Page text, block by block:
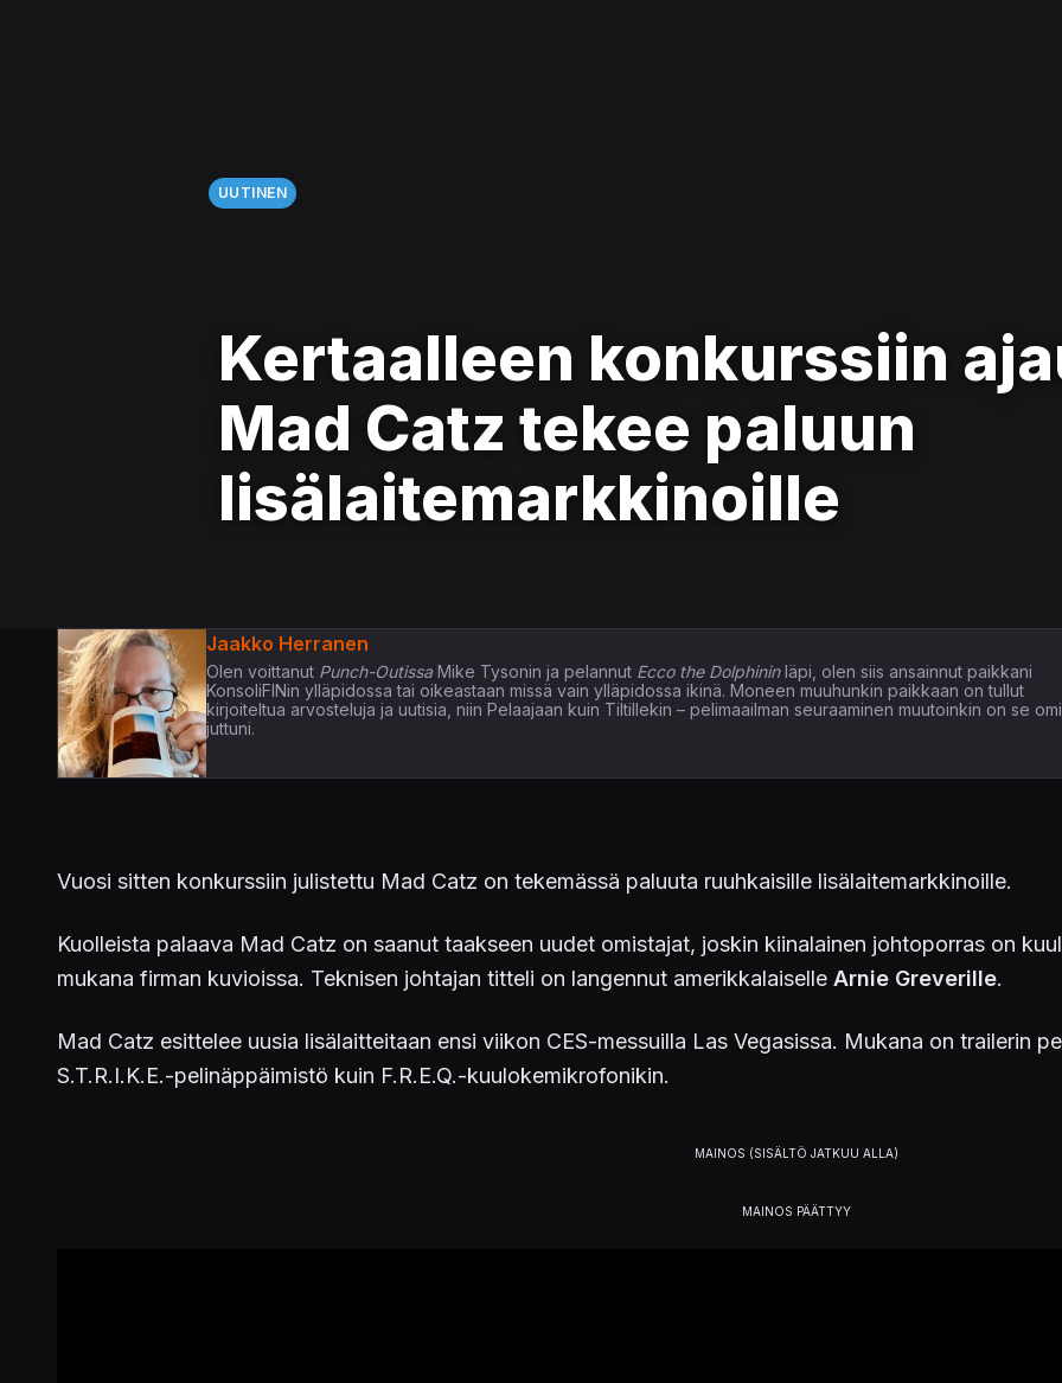
UUTINEN
Kertaalleen konkurssiin
Mad Catz tekee paluun
lisälaitemarkkinoille
Jaakko Herranen
Olen voittanut Punch-Outissa Mike Tysonin ja pelannut Ecco the Dolphininläpi, olen siis ansainnut paikkani
KonsoliFINin ylläpidossa tai oikeastaan missä vain ylläpidossa ikinä. Moneen muuhunkin paikkaan on tullut
kirjoiteltua arvosteluja ja uutisia, niin Pelaajaan kuin Tiltillekin – pelimaailman seuraaminen muutoinkin on se
juttuni.
Vuosi sitten konkurssiin julistettu Mad Catz on tekemässä paluuta ruuhkaisille lisälaitemarkkinoille.
Kuolleista palaava Mad Catz on saanut taakseen uudet omistajat, joskin kiinalainen johtoporras on
mukana firman kuvioissa. Teknisen johtajan titteli on langennut amerikkalaiselle Arnie Greverille.
Mad Catz esittelee uusia lisälaitteitaan ensi viikon CES-messuilla Las Vegasissa. Mukana on trailerin
S.T.R.I.K.E.-pelinäppäimistö kuin F.R.E.Q.-kuulokemikrofonikin.